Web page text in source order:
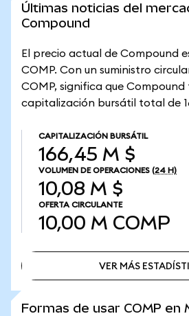
Últimas noticias del
Compound
El precio actual de Compound
COMP. Con un suministro
COMP, significa que Compound
capitalización bursátil total de
CAPITALIZACIÓN BURSÁTIL
166,45 M $
VOLUMEN DE OPERACIONES (24 H)
10,08 M $
OFERTA CIRCULANTE
10,00 M COMP
VER MÁS
Formas de usar COMP en